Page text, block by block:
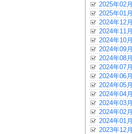
2025年02月
2025年01月
2024年12月
2024年11月
2024年10月
2024年09月
2024年08月
2024年07月
2024年06月
2024年05月
2024年04月
2024年03月
2024年02月
2024年01月
2023年12月